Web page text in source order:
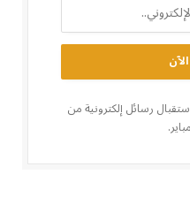
رسائل إلكترونية من